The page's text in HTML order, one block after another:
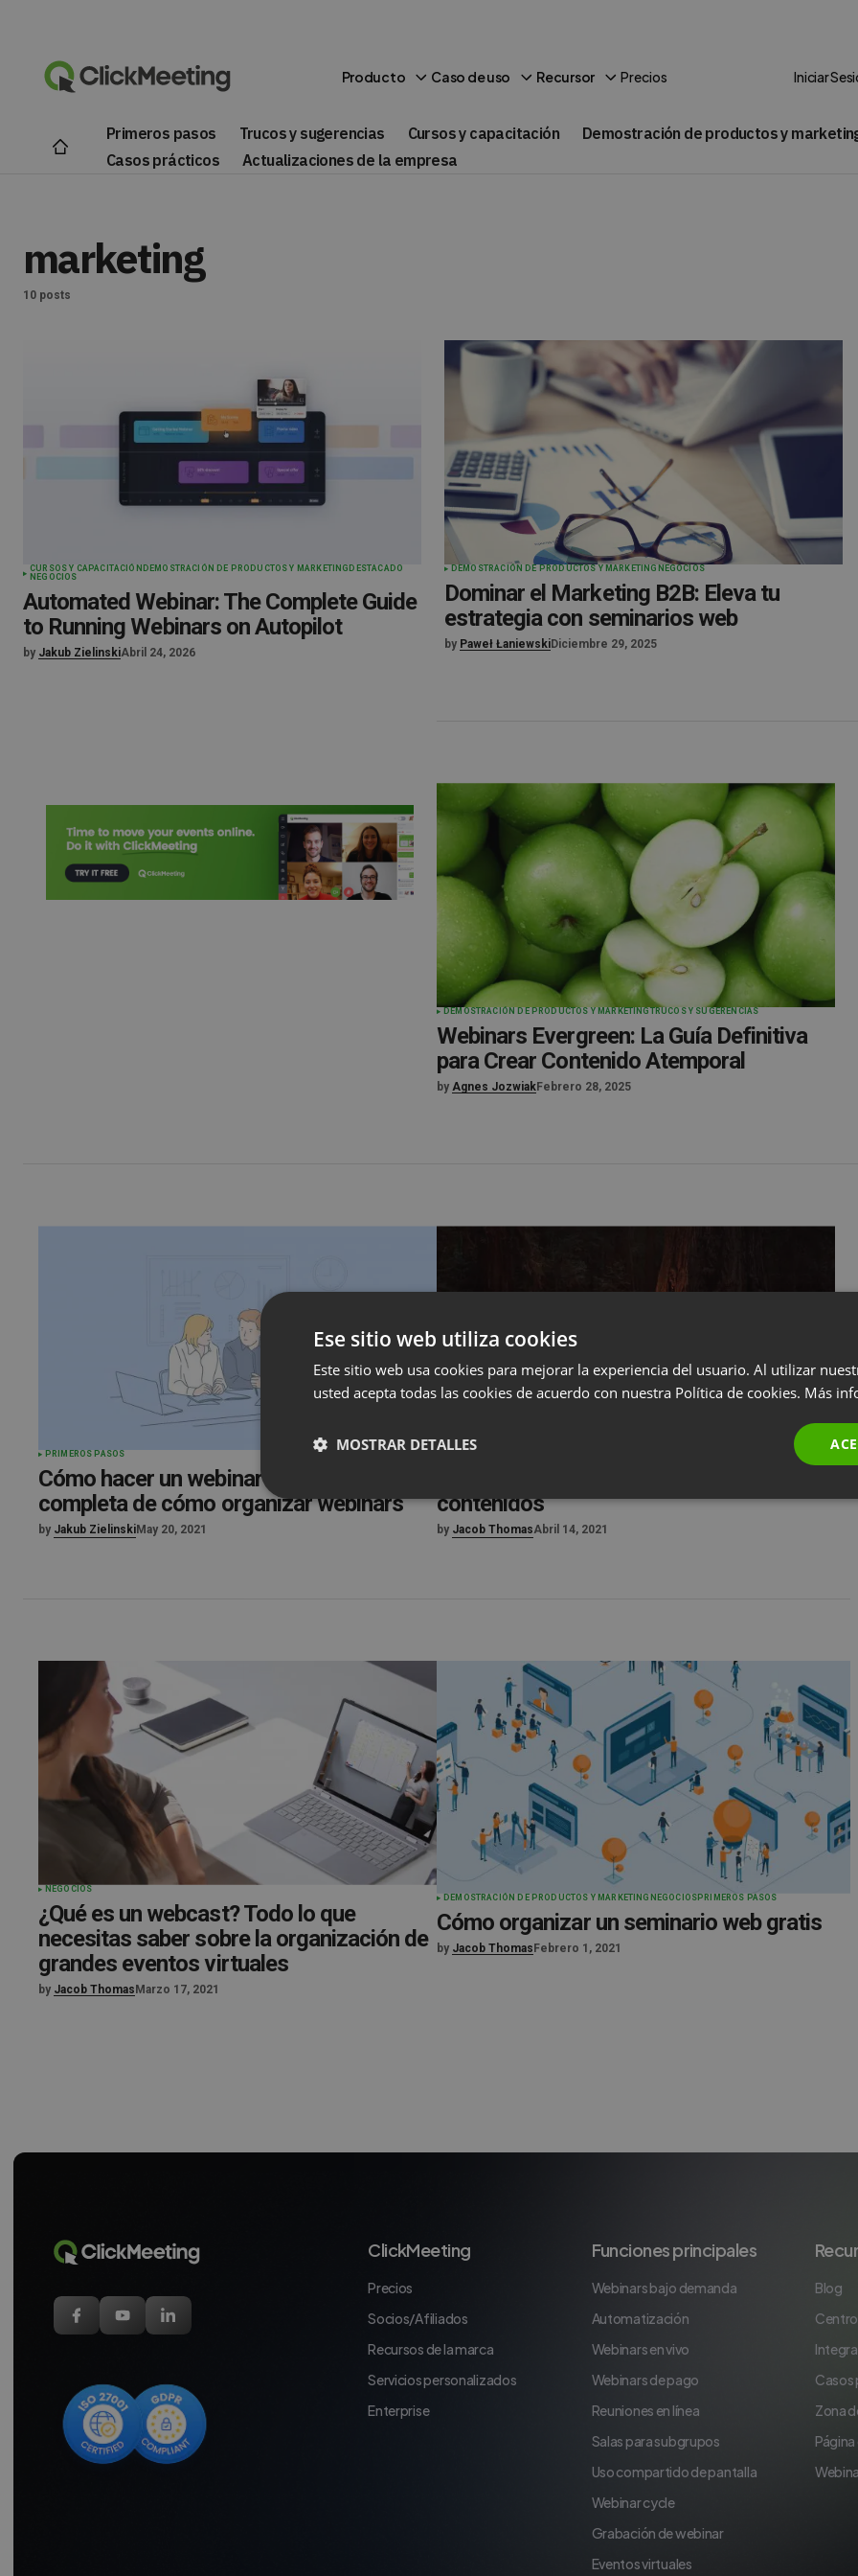
Producto Caso de uso Recursor Precios Iniciar
Primeros pasos Trucos y sugerencias Cursos y capacitación Demostración de productos y
Casos prácticos
Actualizaciones de la empresa
marketing
10 posts
CURSOS Y CAPACITACIÓN DEMOSTRACIÓN DE PRODUCTOS Y MARKETING DESTACADO
NEGOCIOS
Automated Webinar: The Complete Guide
to Running Webinars on Autopilot
by Jakub ZielinskiAbril 24, 2026
DEMOSTRACIÓN DE PRODUCTOS Y MARKETING NEGOCIOS
Dominar el Marketing B2B: Eleva tu
estrategia con seminarios web
by Paweł ŁaniewskiDiciembre 29, 2025
DEMOSTRACIÓN DE PRODUCTOS Y MARKETING TRUCOS Y SUGERENCIAS
Webinars Evergreen: La Guía Definitiva
para Crear Contenido Atemporal
by Agnes JozwiakFebrero 28, 2025
PRIMEROS PASOS
Cómo hacer un webinar Una guía
completa de cómo organizar webinars
by Jakub ZielinskiMay 20, 2021
contenidos
by Jacob ThomasAbril 14, 2021
NEGOCIOS
¿Qué es un webcast? Todo lo que
necesitas saber sobre la organización de
grandes eventos virtuales
by Jacob ThomasMarzo 17, 2021
DEMOSTRACIÓN DE PRODUCTOS Y MARKETING NEGOCIOS PRIMEROS PASOS
Cómo organizar un seminario web gratis
by Jacob ThomasFebrero 1, 2021
ClickMeeting
Precios
Socios/Afiliados
Recursos de la marca
Servicios personalizados
Enterprise
Funciones principales
Webinars bajo demanda
Automatización
Webinars en vivo
Webinars de pago
Reuniones en línea
Salas para subgrupos
Uso compartido de pantalla
Webinar cycle
Grabación de webinar
Eventos virtuales
Blog
Casos
Zona
Ese sitio web utiliza cookies
Este sitio web usa cookies para mejorar la experiencia del usuario. Al utilizar
usted acepta todas las cookies de acuerdo con nuestra Política de cookies. Más
MOSTRAR DETALLES